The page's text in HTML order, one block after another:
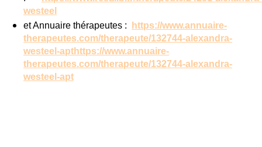
westeel
et Annuaire thérapeutes :
https://www.annuaire-
therapeutes.com/therapeute/132744-alexandra-
westeel-apthttps://www.annuaire-
therapeutes.com/therapeute/132744-alexandra-
westeel-apt